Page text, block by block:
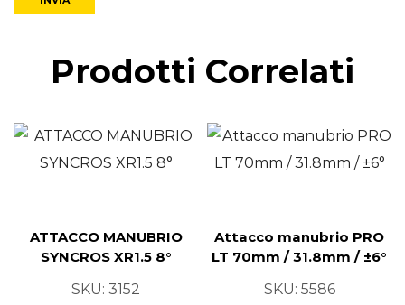
Prodotti Correlati
ATTACCO MANUBRIO
SYNCROS XR1.5 8°
SKU: 3152
Attacco manubrio PRO
LT 70mm / 31.8mm / ±6°
SKU: 5586